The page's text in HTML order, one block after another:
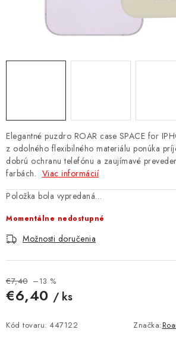
EXKLUZÍVNE ZNAČKY
PRÍSLUŠENSTVO K NOTEBOOKOM A
BATÉRIE VARTA
KAMERY
VÝPREDAJ
Elegantné puzdro ROAR case SPACE for
z odolného flexibilného materiálu ponúka
dobrú ochranu telefónu a zaujímavé
farbách. Viac informácií
Položka bola vypredaná…
Momentálne nedostupné
Možnosti doručenia
€7,40 –13 %
€6,40 / ks
Kód tovaru: 447122 Značka: